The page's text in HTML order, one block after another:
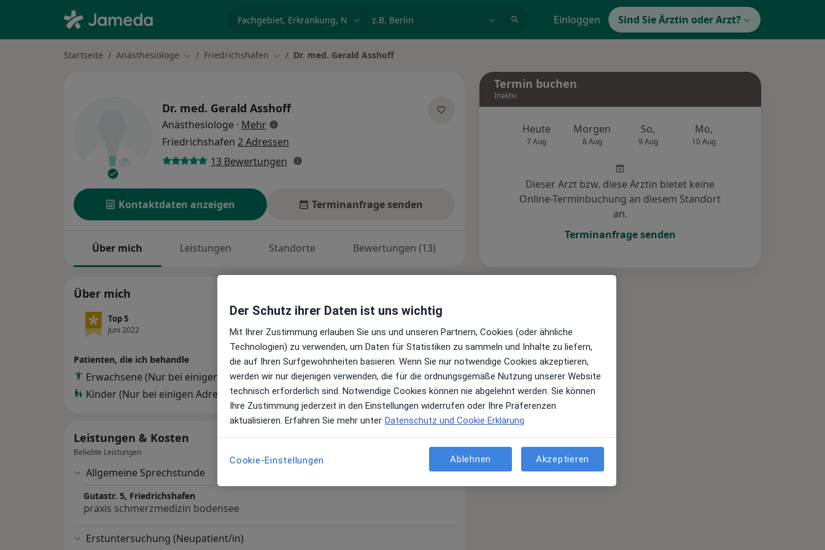
Einloggen Sind Sie Ärztin oder Arzt?
Startseite Anästhesiologe Stadt ändern
Friedrichshafen Stadt ändern
Dr. med. Gerald Asshoff
Dr. med. Gerald Asshoff
Anästhesiologe · Mehrüber Spezialisierungen
Friedrichshafen 2 Adressen
13 Bewertungen
Kontaktdaten anzeigen Terminanfrage senden
Über mich Leistungen Standorte Bewertungen (13)
Über mich
Top 5
Juni 2022
Patienten, die ich behandle
Erwachsene (Nur bei einigen Adressen)
Kinder (Nur bei einigen Adressen)
Leistungen & Kosten
Beliebte Leistungen
Allgemeine Sprechstunde
Gutastr. 5, Friedrichshafen
praxis schmerzmedizin bodensee
Erstuntersuchung (Neupatient/in)
Termin buchen
Inaktiv
Heute
7 Aug
Morgen
8 Aug
So,
9 Aug
Mo,
10 Aug
Dieser Arzt bzw. diese Ärztin bietet keine
Online-Terminbuchung an diesem Standort
an.
Terminanfrage senden
Der Schutz ihrer Daten ist uns wichtig
Mit Ihrer Zustimmung erlauben Sie uns und unseren Partnern, Cookies (oder ähnliche
Technologien) zu verwenden, um Daten für Statistiken zu sammeln und Inhalte zu liefern,
die auf Ihren Surfgewohnheiten basieren. Wenn Sie nur notwendige Cookies akzeptieren,
werden wir nur diejenigen verwenden, die für die ordnungsgemäße Nutzung unserer Website
technisch erforderlich sind. Notwendige Cookies können nie abgelehnt werden. Sie können
Ihre Zustimmung jederzeit in den Einstellungen widerrufen oder Ihre Präferenzen
aktualisieren. Erfahren Sie mehr unter Datenschutz und Cookie Erklärung
Cookie-Einstellungen Ablehnen Akzeptieren